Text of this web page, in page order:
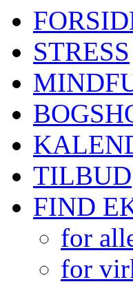
STRESS
TILBUD
FIND
for
for